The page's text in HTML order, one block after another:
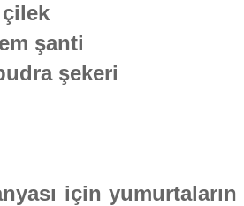
çilek
şanti
şekeri
için yumurtaların